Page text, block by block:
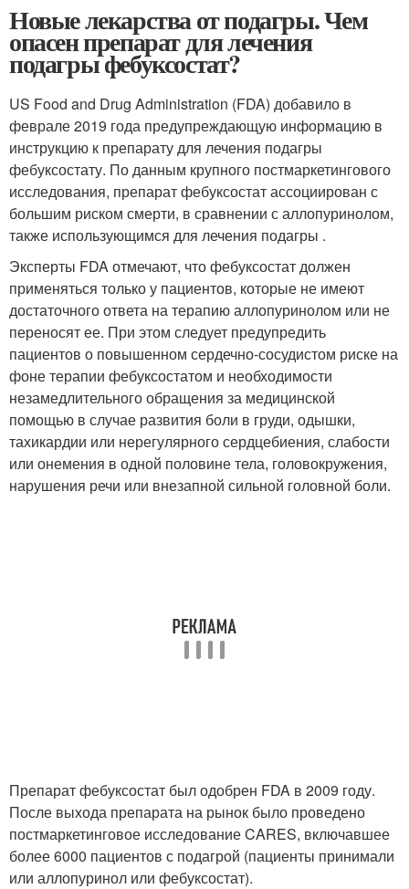
Новые лекарства от подагры. Чем
опасен препарат для лечения
подагры фебуксостат?
US Food and Drug Administration (FDA) добавило в
феврале 2019 года предупреждающую информацию в
инструкцию к препарату для лечения подагры
фебуксостату. По данным крупного постмаркетингового
исследования, препарат фебуксостат ассоциирован с
большим риском смерти, в сравнении с аллопуринолом,
также использующимся для лечения подагры .
Эксперты FDA отмечают, что фебуксостат должен
применяться только у пациентов, которые не имеют
достаточного ответа на терапию аллопуринолом или не
переносят ее. При этом следует предупредить
пациентов о повышенном сердечно-сосудистом риске на
фоне терапии фебуксостатом и необходимости
незамедлительного обращения за медицинской
помощью в случае развития боли в груди, одышки,
тахикардии или нерегулярного сердцебиения, слабости
или онемения в одной половине тела, головокружения,
нарушения речи или внезапной сильной головной боли.
Препарат фебуксостат был одобрен FDA в 2009 году.
После выхода препарата на рынок было проведено
постмаркетинговое исследование CARES, включавшее
более 6000 пациентов с подагрой (пациенты принимали
или аллопуринол или фебуксостат).